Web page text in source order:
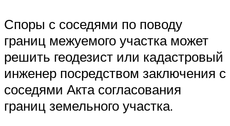
Споры с соседями по поводу
границ межуемого участка может
решить геодезист или кадастровый
инженер посредством заключения с
соседями Акта согласования
границ земельного участка.